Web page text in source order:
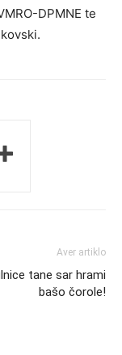
DPMNE te
Aver artiklo
tane sar hrami
bašo čorole!